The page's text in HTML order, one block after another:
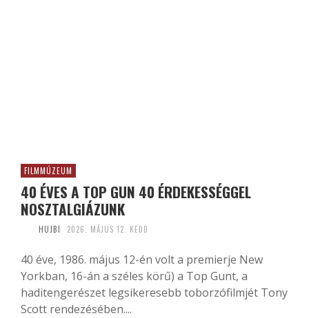
FILMMÚZEUM
40 ÉVES A TOP GUN 40 ÉRDEKESSÉGGEL
NOSZTALGIÁZUNK
HUJBI 2026. MÁJUS 12. KEDD
40 éve, 1986. május 12-én volt a premierje New
Yorkban, 16-án a széles körű) a Top Gunt, a
haditengerészet legsikeresebb toborzófilmjét Tony
Scott rendezésében....